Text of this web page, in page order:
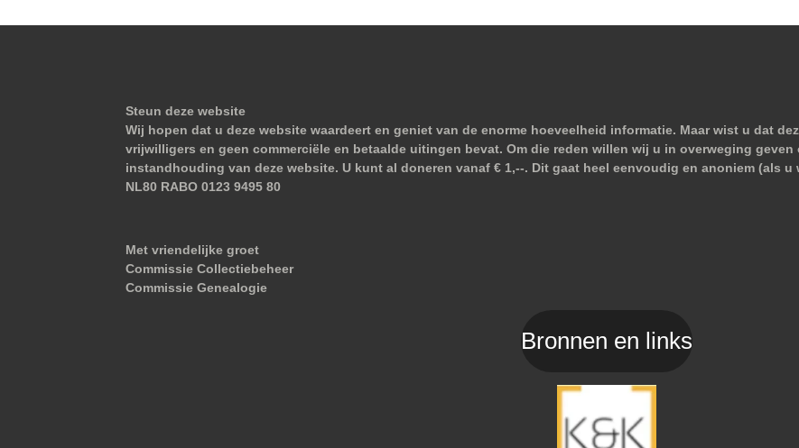
Steun deze website
Wij hopen dat u deze website waardeert en geniet van de enorme hoeveelheid informatie. Maar wist u dat
vrijwilligers en geen commerciële en betaalde uitingen bevat. Om die reden willen wij u in overweging
instandhouding van deze website. U kunt al doneren vanaf € 1,--. Dit gaat heel eenvoudig en anoniem (als
NL80 RABO 0123 9495 80
Met vriendelijke groet
Commissie Collectiebeheer
Commissie Genealogie
Bronnen en links